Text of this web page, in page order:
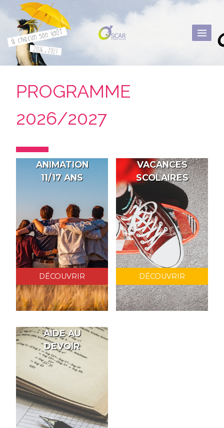
Aller
au
contenu
PROGRAMME
2026/2027
ANIMATION
11/17 ANS
DÉCOUVRIR
VACANCES
SCOLAIRES
DÉCOUVRIR
AIDE AU
DEVOIR